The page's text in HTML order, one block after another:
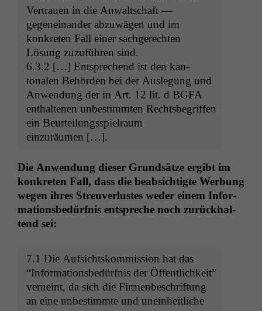
Ver­trauen in die Anwaltschaft —
gegeneinan­der abzuwä­gen und im
konkreten Fall ein­er sachgerecht­en
Lösung zuzuführen sind.
6.3.2 […] Entsprechend ist den kan­
tonalen Behör­den bei der Ausle­gung und
Anwen­dung der in Art. 12 lit. d BGFA
enthal­te­nen unbes­timmten Rechts­be­grif­f­en
ein Beurteilungsspiel­raum
einzuräumen […].
Die Anwen­dung dieser Grund­sätze ergibt im
konkreten Fall, dass die beab­sichtigte Wer­bung
wegen ihres Streuver­lustes wed­er einem Infor­
ma­tions­bedürf­nis entspreche noch zurück­hal­
tend sei:
7.1 Die Auf­sicht­skom­mis­sion hat das
“Infor­ma­tions­bedürf­nis der Öffentlichkeit”
verneint, da sich die Fir­menbeschrif­tung
an eine unbes­timmte und unein­heitliche